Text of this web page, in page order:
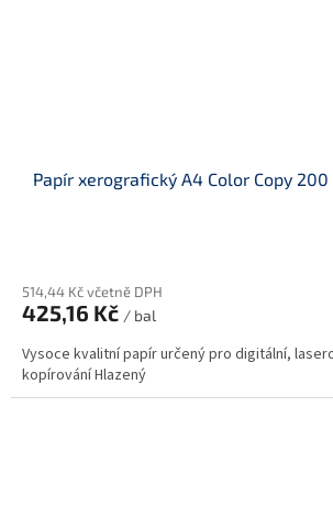
Papír xerografický A4 Color Copy
514,44 Kč včetně DPH
425,16 Kč / bal
Vysoce kvalitní papír určený pro digitální,
kopírování Hlazený